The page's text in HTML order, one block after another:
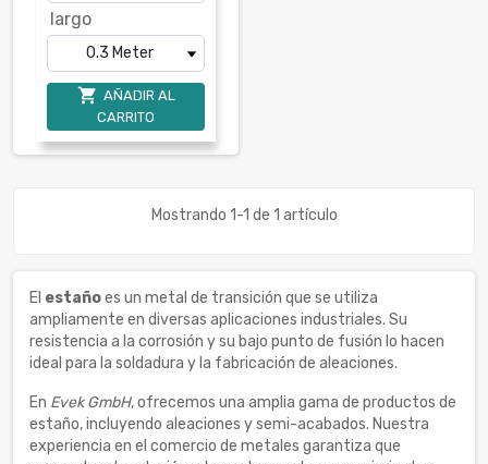
largo
 AÑADIR AL
CARRITO
Mostrando 1-1 de 1 artículo
El estañoes un metal de transición que se utiliza
ampliamente en diversas aplicaciones industriales. Su
resistencia a la corrosión y su bajo punto de fusión lo hacen
ideal para la soldadura y la fabricación de aleaciones.
En Evek GmbH, ofrecemos una amplia gama de productos de
estaño, incluyendo aleaciones y semi-acabados. Nuestra
experiencia en el comercio de metales garantiza que